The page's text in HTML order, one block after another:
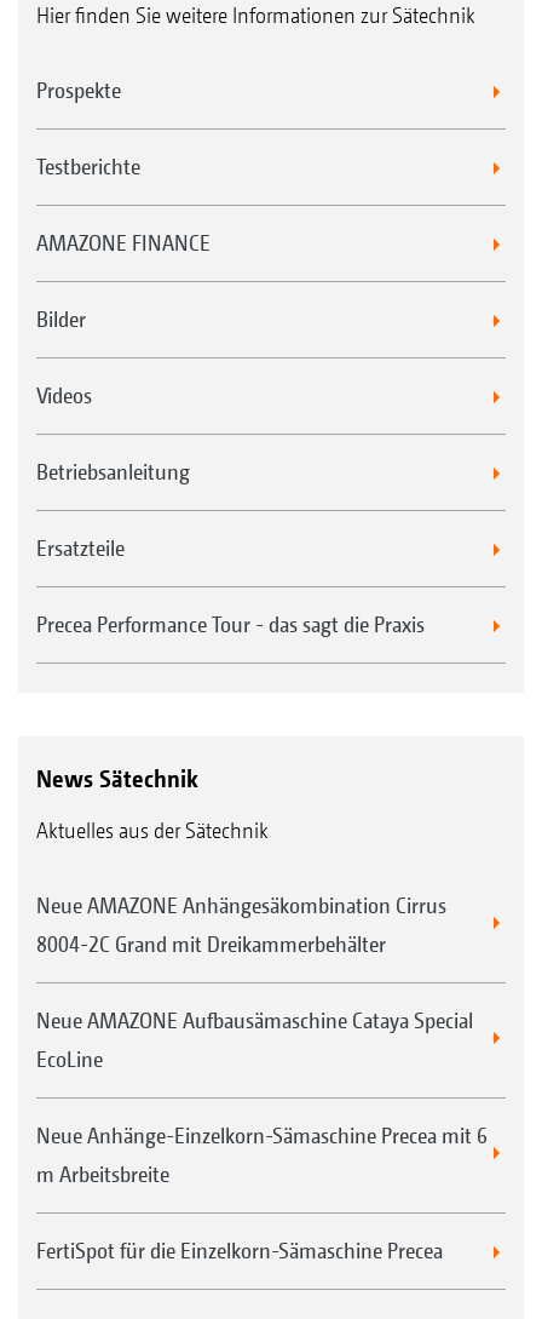
Hier finden Sie weitere Informationen zur Sätechnik
Prospekte
Testberichte
AMAZONE FINANCE
Bilder
Videos
Betriebsanleitung
Ersatzteile
Precea Performance Tour - das sagt die Praxis
News Sätechnik
Aktuelles aus der Sätechnik
Neue AMAZONE Anhängesäkombination Cirrus
8004-2C Grand mit Dreikammerbehälter
Neue AMAZONE Aufbausämaschine Cataya Special
EcoLine
Neue Anhänge-Einzelkorn-Sämaschine Precea mit 6
m Arbeitsbreite
FertiSpot für die Einzelkorn-Sämaschine Precea